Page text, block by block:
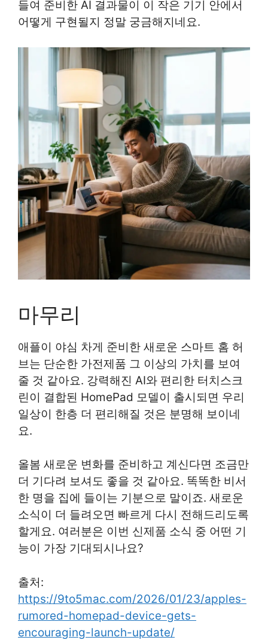
들여 준비한 AI 결과물이 이 작은 기기 안에서
어떻게 구현될지 정말 궁금해지네요.
마무리
애플이 야심 차게 준비한 새로운 스마트 홈 허
브는 단순한 가전제품 그 이상의 가치를 보여
줄 것 같아요. 강력해진 AI와 편리한 터치스크
린이 결합된 HomePad 모델이 출시되면 우리
일상이 한층 더 편리해질 것은 분명해 보이네
요.
올봄 새로운 변화를 준비하고 계신다면 조금만
더 기다려 보셔도 좋을 것 같아요. 똑똑한 비서
한 명을 집에 들이는 기분으로 말이죠. 새로운
소식이 더 들려오면 빠르게 다시 전해드리도록
할게요. 여러분은 이번 신제품 소식 중 어떤 기
능이 가장 기대되시나요?
출처:
https://9to5mac.com/2026/01/23/apples-
rumored-homepad-device-gets-
encouraging-launch-update/